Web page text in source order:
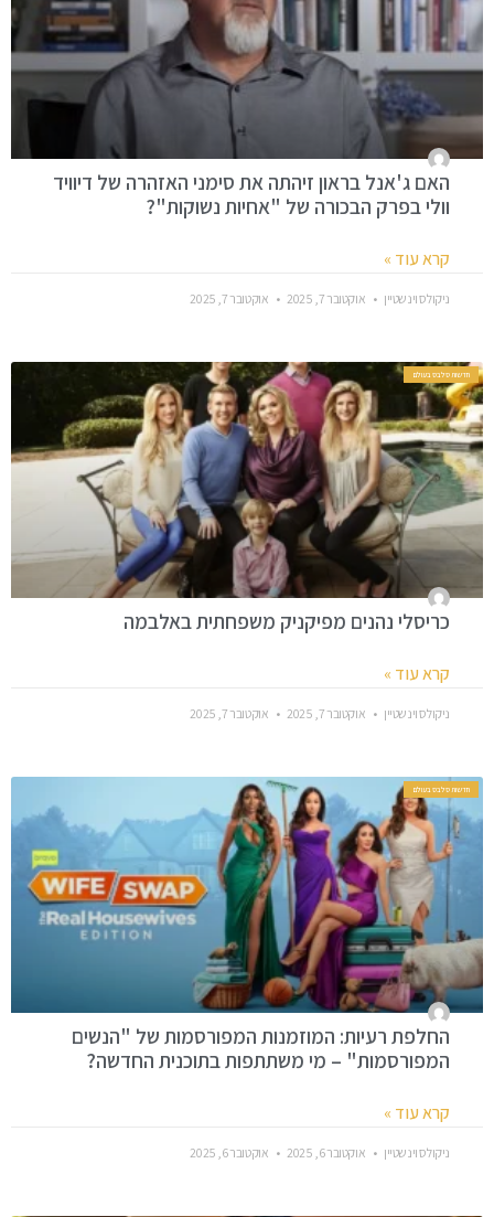
האם ג'אנל בראון זיהתה את סימני האזהרה של דיוויד
וולי בפרק הבכורה של "אחיות נשוקות"?
קרא עוד »
ניקולס וינשטיין אוקטובר 7, 2025 אוקטובר 7, 2025
חדשות סלבס בעולם
כריסלי נהנים מפיקניק משפחתית באלבמה
קרא עוד »
ניקולס וינשטיין אוקטובר 7, 2025 אוקטובר 7, 2025
חדשות סלבס בעולם
החלפת רעיות: המוזמנות המפורסמות של "הנשים
המפורסמות" – מי משתתפות בתוכנית החדשה?
קרא עוד »
ניקולס וינשטיין אוקטובר 6, 2025 אוקטובר 6, 2025